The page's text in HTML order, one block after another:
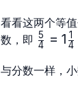
看看这两个等
数，即 4
5 = 1 4
1
与分数一样，